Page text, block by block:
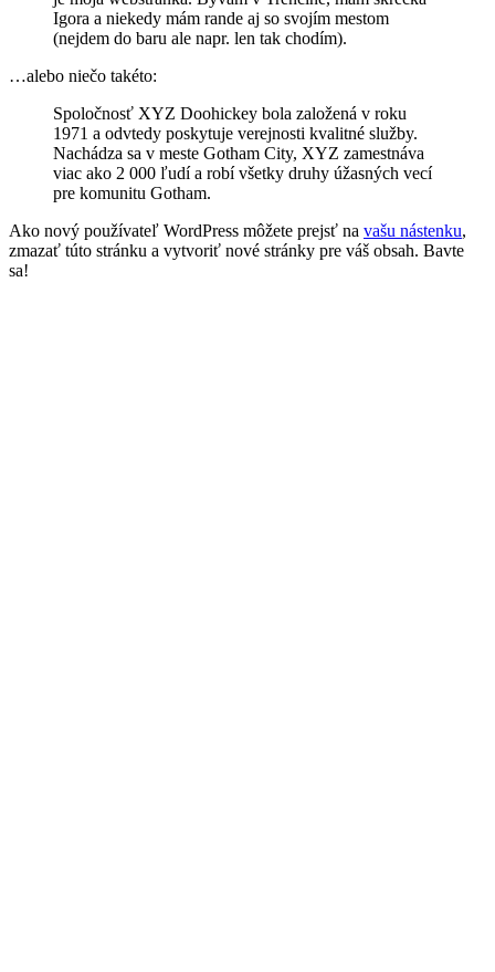
Igora a niekedy mám rande aj so svojím mestom
(nejdem do baru ale napr. len tak chodím).
…alebo niečo takéto:
Spoločnosť XYZ Doohickey bola založená v roku
1971 a odvtedy poskytuje verejnosti kvalitné služby.
Nachádza sa v meste Gotham City, XYZ zamestnáva
viac ako 2 000 ľudí a robí všetky druhy úžasných vecí
pre komunitu Gotham.
Ako nový používateľ WordPress môžete prejsť na vašu nástenku,
zmazať túto stránku a vytvoriť nové stránky pre váš obsah. Bavte
sa!